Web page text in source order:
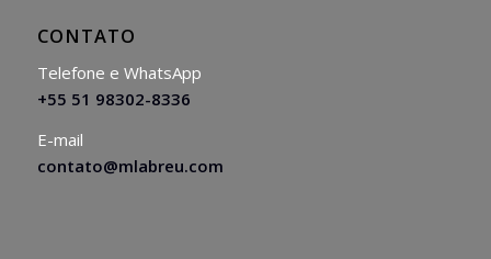
CONTATO
Telefone e WhatsApp
+55 51 98302-8336
E-mail
contato@mlabreu.com